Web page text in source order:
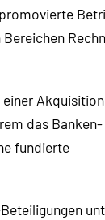
das Banken-
fundierte